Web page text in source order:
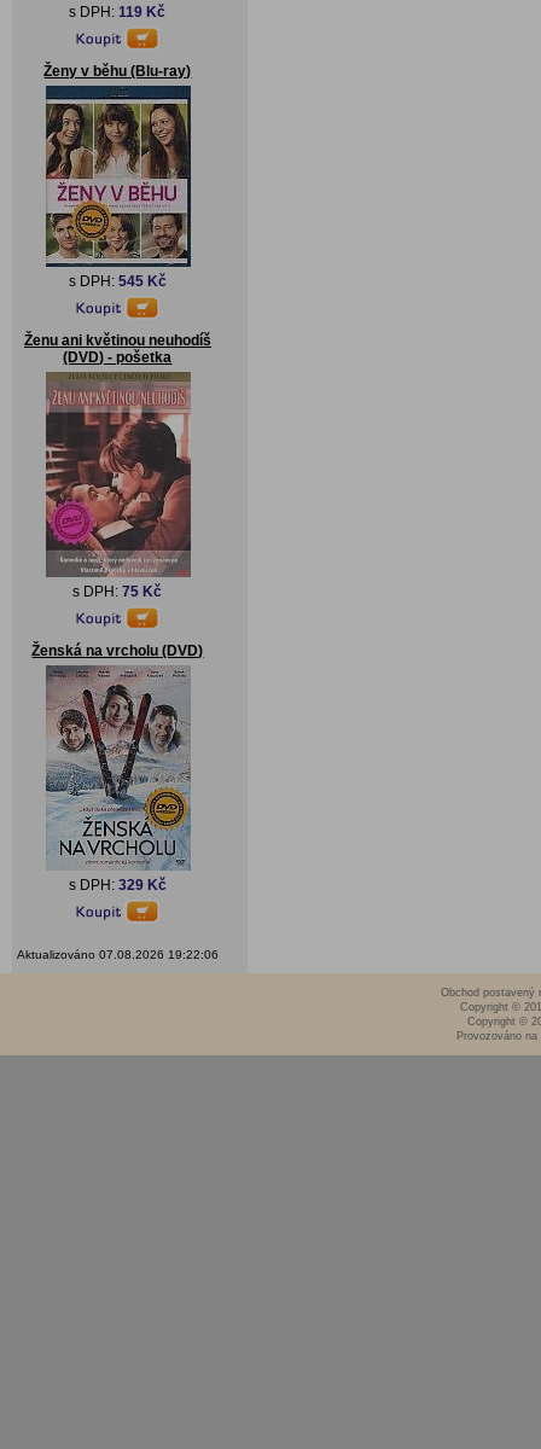
s DPH:119 Kč
Ženy v běhu (Blu-ray)
s DPH: 545 Kč
Ženu ani květinou neuhodíš
(DVD) - pošetka
s DPH:75 Kč
Ženská na vrcholu (DVD)
s DPH: 329 Kč
Aktualizováno 07.08.2026 19:22:06
Obchod postavený
Copyright ©
Copyright ©
Provozováno